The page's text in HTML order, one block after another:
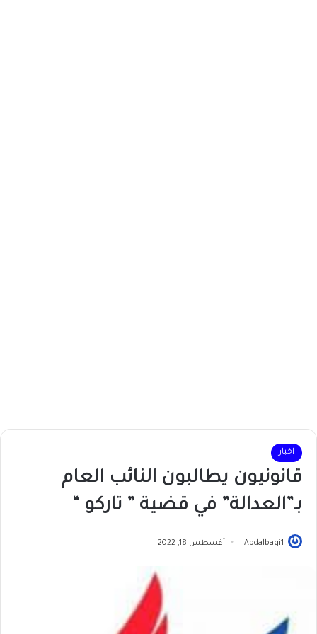
اخبار
قانونيون يطالبون النائب العام
بـ”العدالة” في قضية ” تاركو “
Abdalbagi1 أغسطس 18, 2022